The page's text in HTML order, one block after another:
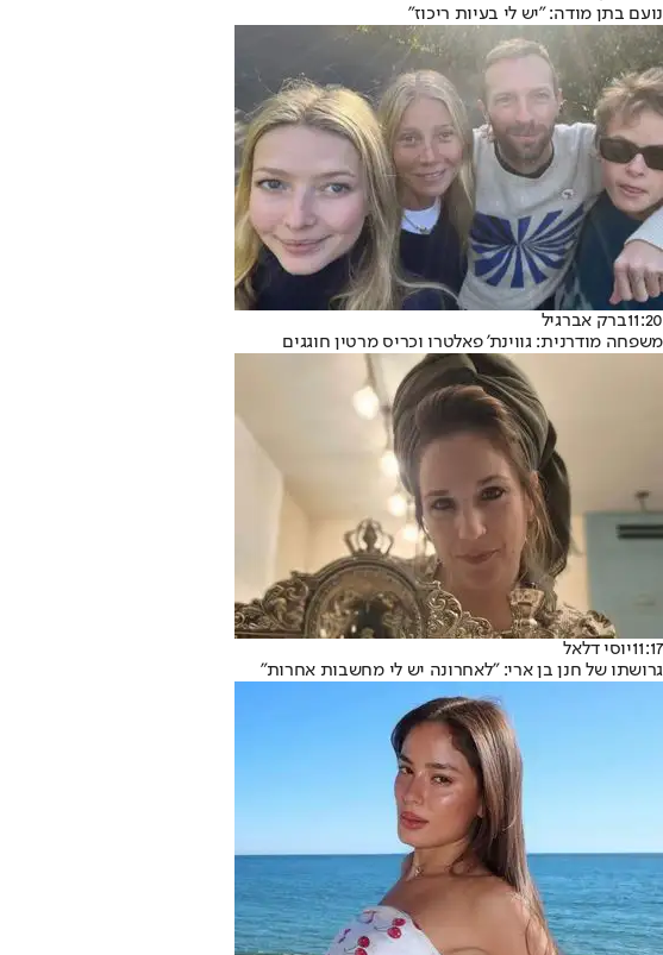
נועם בתן מודה: "יש לי בעיות ריכוז"
11:20ברק אברגיל
משפחה מודרנית: גווינת' פאלטרו וכריס מרטין חוגגים
11:17יוסי דלאל
גרושתו של חנן בן ארי: "לאחרונה יש לי מחשבות אחרות"